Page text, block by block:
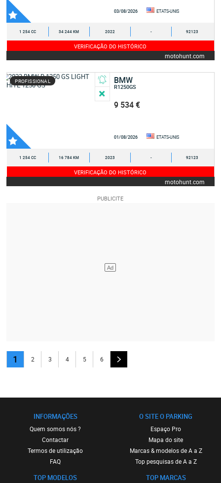
03/08/2026 ETATS-UNIS
1 254 CC 34 244 KM 2022 - 92123
VERIFICAÇÃO DO HISTÓRICO
motohunt.com
PROFISSIONAL BMW
R1250GS
9 534 €
01/08/2026 ETATS-UNIS
1 254 CC 16 784 KM 2023 - 92123
VERIFICAÇÃO DO HISTÓRICO
motohunt.com
1 2 3 4 5 6
INFORMAÇÕES
Quem somos nós ?
Contactar
Termos de utilização
FAQ
TOP MODELOS
O SITE O PARKING
Espaço Pro
Mapa do site
Marcas & modelos de A a Z
Top pesquisas de A a Z
TOP MARCAS